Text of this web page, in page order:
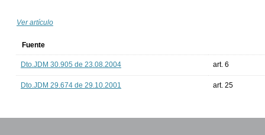
Ver artículo
Fuente
Dto.JDM 30.905 de 23.08.2004 art. 6
Dto.JDM 29.674 de 29.10.2001 art. 25